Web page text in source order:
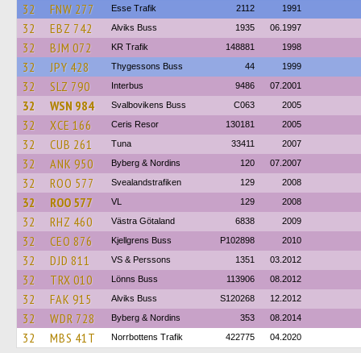
32 FNW 277 Esse Trafik 2112 1991
32 EBZ 742 Alviks Buss 1935 06.1997
32 BJM 072 KR Trafik 148881 1998
32 JPY 428 Thygessons Buss 44 1999
32 SLZ 790 Interbus 9486 07.2001
32 WSN 984 Svalbovikens Buss C063 2005
32 XCE 166 Ceris Resor 130181 2005
32 CUB 261 Tuna 33411 2007
32 ANK 950 Byberg & Nordins 120 07.2007
32 ROO 577 Svealandstrafiken 129 2008
32 ROO 577 VL 129 2008
32 RHZ 460 Västra Götaland 6838 2009
32 CEO 876 Kjellgrens Buss P102898 2010
32 DJD 811 VS & Perssons 1351 03.2012
32 TRX 010 Lönns Buss 113906 08.2012
32 FAK 915 Alviks Buss S120268 12.2012
32 WDR 728 Byberg & Nordins 353 08.2014
32 MBS 41T Norrbottens Trafik 422775 04.2020